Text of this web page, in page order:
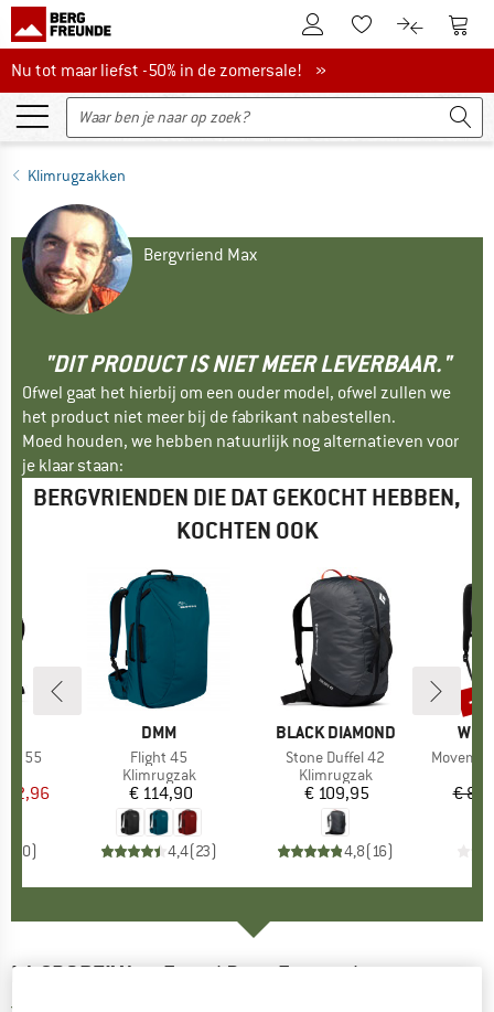
De klantenaccount
Naar deNaar de
Nu tot maar liefst -50% in de zomersale!
Nu tot maar liefst -50% in de zomersale! »
Klimrugzakken
Bergvriend Max
"DIT PRODUCT IS NIET MEER LEVERBAAR."
Ofwel gaat het hierbij om een ouder model, ofwel zullen we
het product niet meer bij de fabrikant nabestellen.
Moed houden, we hebben natuurlijk nog alternatieven voor
je klaar staan:
BERGVRIENDEN DIE DAT GEKOCHT HEBBEN,
KOCHTEN OOK
55
prijs
0)
MERK
DMM
Artikel
Flight 45
Productgroep
Klimrugzak
Prijs
€ 114,90
4,4(23)
MERK
BLACK DIAMOND
Artikel
Stone Duffel 42
Productgroep
Klimrugzak
Prijs
€ 109,95
4,8(16)
Artikel
€
-
LA SPORTIVA Travel Bag - Touwzak